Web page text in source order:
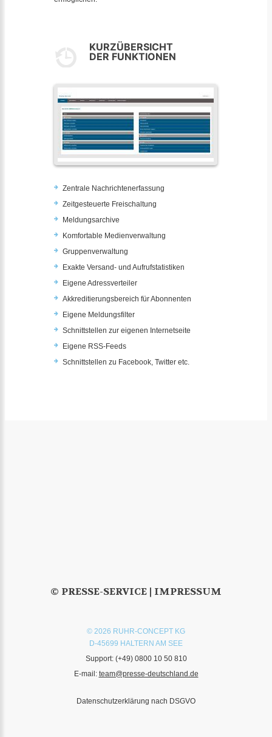
KURZÜBERSICHT
DER FUNKTIONEN
Zentrale Nachrichtenerfassung
Zeitgesteuerte Freischaltung
Meldungsarchive
Komfortable Medienverwaltung
Gruppenverwaltung
Exakte Versand- und Aufrufstatistiken
Eigene Adressverteiler
Akkreditierungsbereich für Abonnenten
Eigene Meldungsfilter
Schnittstellen zur eigenen Internetseite
Eigene RSS-Feeds
Schnittstellen zu Facebook, Twitter etc.
© PRESSE-SERVICE | IMPRESSUM
© 2026 RUHR-CONCEPT KG
D-45699 HALTERN AM SEE
Support: (+49) 0800 10 50 810
E-mail: team@presse-deutschland.de
Datenschutzerklärung nach DSGVO